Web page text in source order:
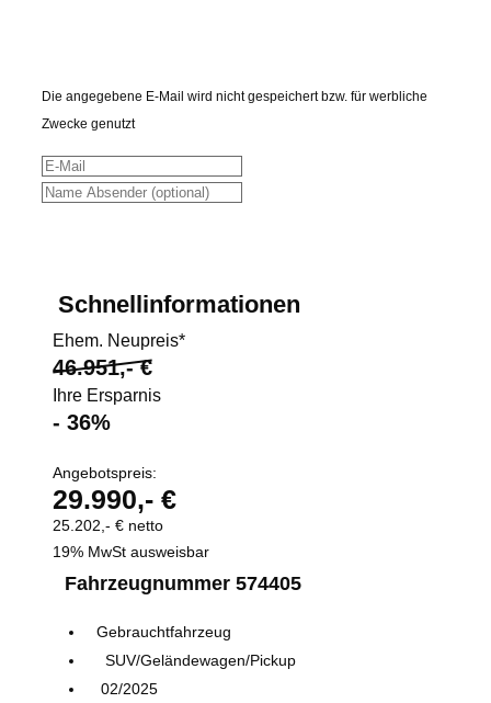
Die angegebene E-Mail wird nicht gespeichert bzw. für werbliche
Zwecke genutzt
Schnellinformationen
Ehem. Neupreis*
46.951,- €
Ihre Ersparnis
- 36%
Angebotspreis:
29.990,- €
25.202,- € netto
19% MwSt ausweisbar
Fahrzeugnummer 574405
Gebrauchtfahrzeug
SUV/Geländewagen/Pickup
02/2025